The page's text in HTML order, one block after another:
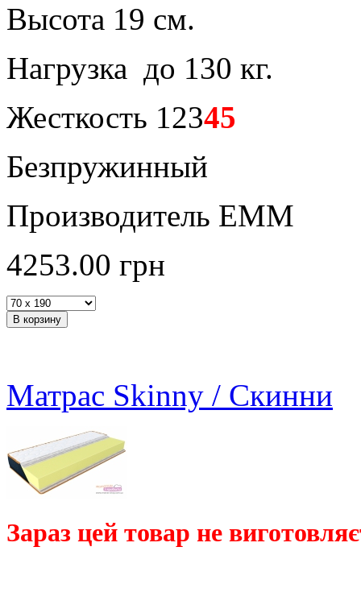
Высота 19 см.
Нагрузка до 130 кг.
Жесткость 12345
Безпружинный
Производитель ЕММ
4253.00 грн
Матрас Skinny / Скинни
Зараз цей товар не